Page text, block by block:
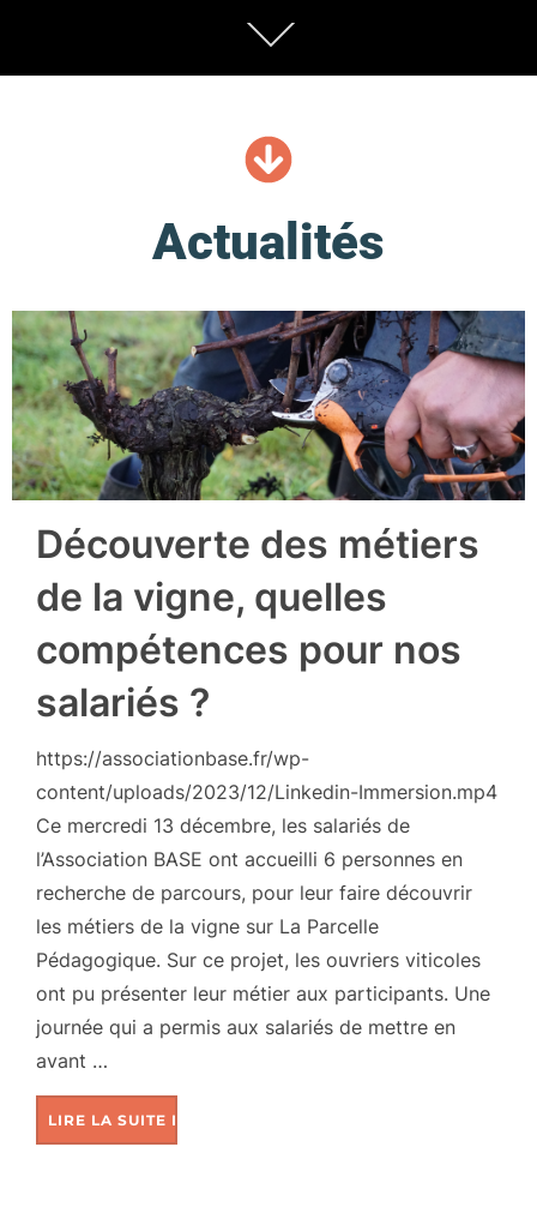
Actualités
Découverte des métiers
de la vigne, quelles
compétences pour nos
salariés ?
https://associationbase.fr/wp-
content/uploads/2023/12/Linkedin-Immersion.mp4
Ce mercredi 13 décembre, les salariés de
l’Association BASE ont accueilli 6 personnes en
recherche de parcours, pour leur faire découvrir
les métiers de la vigne sur La Parcelle
Pédagogique. Sur ce projet, les ouvriers viticoles
ont pu présenter leur métier aux participants. Une
journée qui a permis aux salariés de mettre en
avant …
LIRE LA SUITE DE